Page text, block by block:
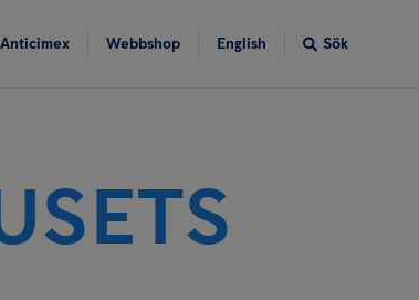
Webbshop English Sök